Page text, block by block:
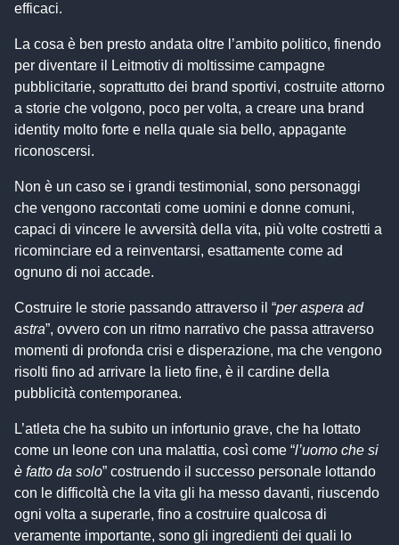
efficaci.
La cosa è ben presto andata oltre l’ambito politico, finendo
per diventare il Leitmotiv di moltissime campagne
pubblicitarie, soprattutto dei brand sportivi, costruite attorno
a storie che volgono, poco per volta, a creare una brand
identity molto forte e nella quale sia bello, appagante
riconoscersi.
Non è un caso se i grandi testimonial, sono personaggi
che vengono raccontati come uomini e donne comuni,
capaci di vincere le avversità della vita, più volte costretti a
ricominciare ed a reinventarsi, esattamente come ad
ognuno di noi accade.
Costruire le storie passando attraverso il “per aspera ad
astra”, ovvero con un ritmo narrativo che passa attraverso
momenti di profonda crisi e disperazione, ma che vengono
risolti fino ad arrivare la lieto fine, è il cardine della
pubblicità contemporanea.
L’atleta che ha subito un infortunio grave, che ha lottato
come un leone con una malattia, così come “l’uomo che si
è fatto da solo” costruendo il successo personale lottando
con le difficoltà che la vita gli ha messo davanti, riuscendo
ogni volta a superarle, fino a costruire qualcosa di
veramente importante, sono gli ingredienti dei quali lo